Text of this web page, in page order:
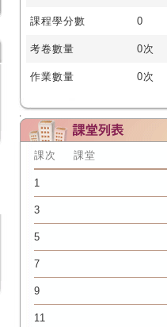
課程學分數 0
考卷數量 0次
作業數量 0次
課次 課堂
1
3
5
7
9
11